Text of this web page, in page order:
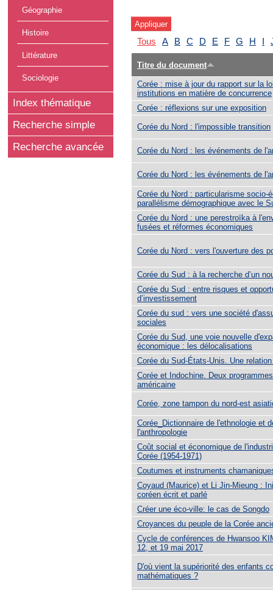
Géographie
Histoire
Littérature
Sociologie
Index thématique
Recherche simple
Recherche avancée
Tous A B C D E F G H I
Titre du document
Corée : mise à jour du rapport sur la
institutions en matière de concurrence
Corée : réflexions sur une exposition
Corée du Nord : l'impossible transition
Corée du Nord : les événements de
Corée du Nord : les événements de
Corée du Nord : particularisme socio-
parallélisme démographique avec le
Corée du Nord : une perestroïka à
fusées et réformes économiques
Corée du Nord : vers l'ouverture des
Corée du Sud : à la recherche d’un
Corée du Sud : entre risques et
d’investissement
Corée du sud : vers une société
sociales
Corée du Sud, une voie nouvelle
économique : les délocalisations
Corée du Sud-États-Unis. Une
Corée et Indochine. Deux
américaine
Corée, zone tampon du nord-est
Corée_Dictionnaire de l'ethnologie et
l'anthropologie
Coût social et économique de
Corée (1954-1971)
Coutumes et instruments
Coyaud (Maurice) et Li Jin-Mieung :
coréen écrit et parlé
Créer une éco-ville: le cas de Songdo
Croyances du peuple de la Corée
Cycle de conférences de Hwansoo
12, et 19 mai 2017
D'où vient la supériorité des enfants
mathématiques ?